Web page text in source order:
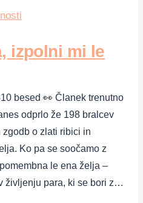
izpolni mi le
besed 👀 Članek trenutno
odprlo že 198 bralcev
o zlati ribici in
Ko pa se soočamo z
le ena želja –
življenju para, ki se bori z…